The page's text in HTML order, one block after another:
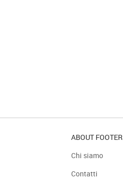
ABOUT FOOTER
Chi siamo
Contatti